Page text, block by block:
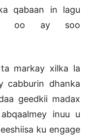
qabaan in lagu
oo ay soo
markay xilka la
cabburin dhanka
geedkii madax
inuu u
ku engage